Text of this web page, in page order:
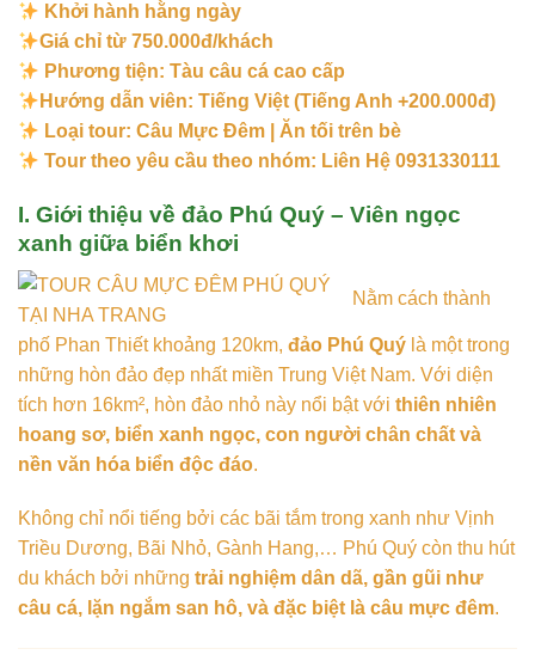
Khởi hành hằng ngày
Giá chỉ từ 750.000đ/khách
Phương tiện: Tàu câu cá cao cấp
Hướng dẫn viên: Tiếng Việt (Tiếng Anh +200.000đ)
Loại tour: Câu Mực Đêm | Ăn tối trên bè
Tour theo yêu cầu theo nhóm: Liên Hệ 0931330111
I. Giới thiệu về đảo Phú Quý – Viên ngọc
xanh giữa biển khơi
Nằm cách thành
phố Phan Thiết khoảng 120km, đảo Phú Quý là một trong
những hòn đảo đẹp nhất miền Trung Việt Nam. Với diện
tích hơn 16km², hòn đảo nhỏ này nổi bật với thiên nhiên
hoang sơ, biển xanh ngọc, con người chân chất và
nền văn hóa biển độc đáo.
Không chỉ nổi tiếng bởi các bãi tắm trong xanh như Vịnh
Triều Dương, Bãi Nhỏ, Gành Hang,… Phú Quý còn thu hút
du khách bởi những trải nghiệm dân dã, gần gũi như
câu cá, lặn ngắm san hô, và đặc biệt là câu mực đêm.